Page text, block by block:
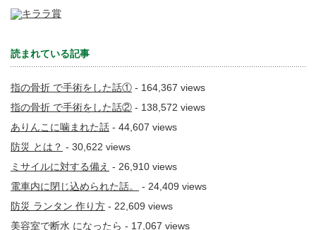
読まれている記事
指の骨折 で手術をした話① - 164,367 views
指の骨折 で手術をした話② - 138,572 views
ありんこに噛まれた話 - 44,607 views
防災 とは？ - 30,622 views
ミサイルに対する備え - 26,910 views
電車内に閉じ込められた話。
- 24,409 views
防災 ランタン 作り方 - 22,609 views
美容室で断水 になったら - 17,067 views